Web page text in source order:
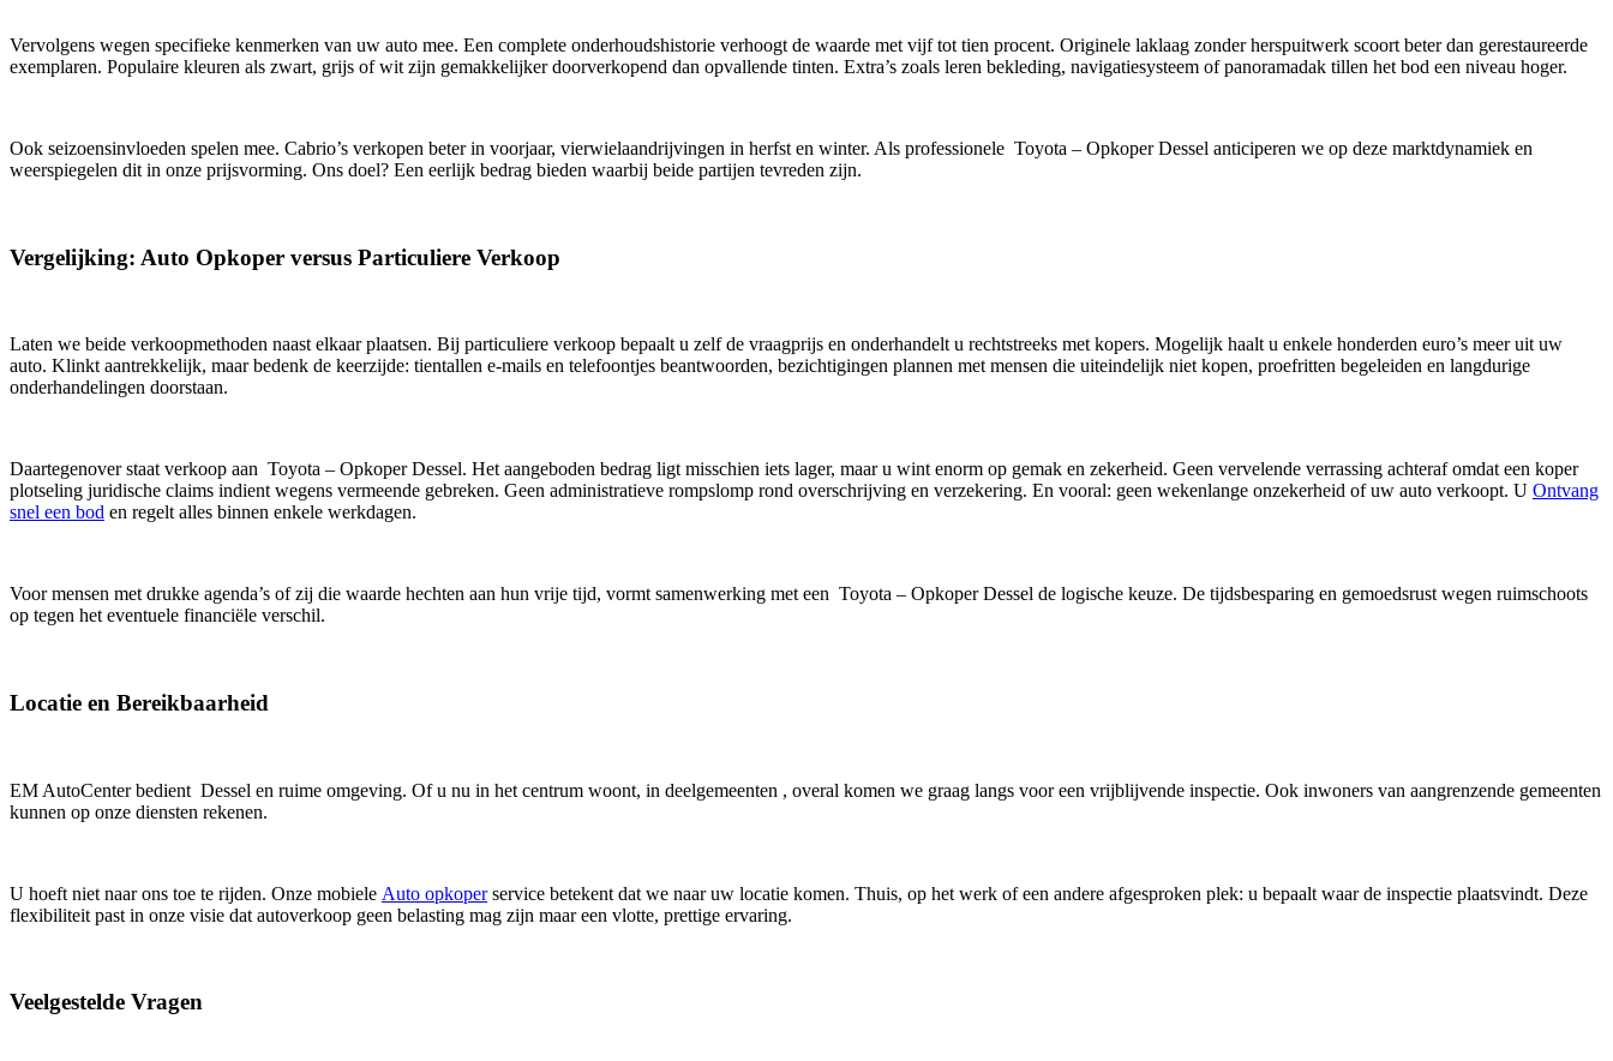
Vervolgens wegen specifieke kenmerken van uw auto mee. Een complete onderhoudshistorie verhoogt de waarde met vijf tot tien procent. Originele laklaag zonder herspuitwerk scoort beter dan gerestaureerde
exemplaren. Populaire kleuren als zwart, grijs of wit zijn gemakkelijker doorverkopend dan opvallende tinten. Extra’s zoals leren bekleding, navigatiesysteem of panoramadak tillen het bod een niveau hoger.
Ook seizoensinvloeden spelen mee. Cabrio’s verkopen beter in voorjaar, vierwielaandrijvingen in herfst en winter. Als professionele Toyota – Opkoper Dessel anticiperen we op deze marktdynamiek en
weerspiegelen dit in onze prijsvorming. Ons doel? Een eerlijk bedrag bieden waarbij beide partijen tevreden zijn.
Vergelijking: Auto Opkoper versus Particuliere Verkoop
Laten we beide verkoopmethoden naast elkaar plaatsen. Bij particuliere verkoop bepaalt u zelf de vraagprijs en onderhandelt u rechtstreeks met kopers. Mogelijk haalt u enkele honderden euro’s meer uit uw
auto. Klinkt aantrekkelijk, maar bedenk de keerzijde: tientallen e-mails en telefoontjes beantwoorden, bezichtigingen plannen met mensen die uiteindelijk niet kopen, proefritten begeleiden en langdurige
onderhandelingen doorstaan.
Daartegenover staat verkoop aan Toyota – Opkoper Dessel. Het aangeboden bedrag ligt misschien iets lager, maar u wint enorm op gemak en zekerheid. Geen vervelende verrassing achteraf omdat een koper
plotseling juridische claims indient wegens vermeende gebreken. Geen administratieve rompslomp rond overschrijving en verzekering. En vooral: geen wekenlange onzekerheid of uw auto verkoopt. U Ontvang
snel een bod en regelt alles binnen enkele werkdagen.
Voor mensen met drukke agenda’s of zij die waarde hechten aan hun vrije tijd, vormt samenwerking met een Toyota – Opkoper Dessel de logische keuze. De tijdsbesparing en gemoedsrust wegen ruimschoots
op tegen het eventuele financiële verschil.
Locatie en Bereikbaarheid
EM AutoCenter bedient Dessel en ruime omgeving. Of u nu in het centrum woont, in deelgemeenten , overal komen we graag langs voor een vrijblijvende inspectie. Ook inwoners van aangrenzende gemeenten
kunnen op onze diensten rekenen.
U hoeft niet naar ons toe te rijden. Onze mobiele Auto opkoperservice betekent dat we naar uw locatie komen. Thuis, op het werk of een andere afgesproken plek: u bepaalt waar de inspectie plaatsvindt. Deze
flexibiliteit past in onze visie dat autoverkoop geen belasting mag zijn maar een vlotte, prettige ervaring.
Veelgestelde Vragen